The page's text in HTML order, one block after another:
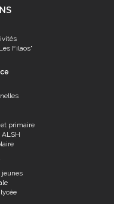
Filaos"
primaire
jeunes